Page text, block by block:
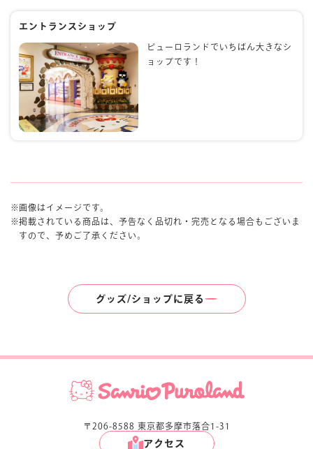
エントランスショップ
ピューロランドでいちばん大きなシ
ョップです！
画像はイメージです。
掲載されている商品は、予告なく品切れ・完売となる場合もございま
すので、予めご了承ください。
グッズ/ショップに戻る
〒206-8588 東京都多摩市落合1-31
アクセス